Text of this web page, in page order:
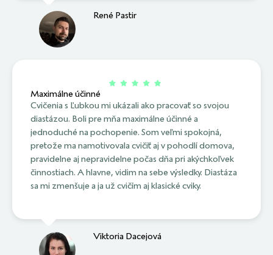
René Pastir
Maximálne účinné
Cvičenia s Ľubkou mi ukázali ako pracovať so svojou
diastázou. Boli pre mňa maximálne účinné a
jednoduché na pochopenie. Som veľmi spokojná,
pretože ma namotivovala cvičiť aj v pohodlí domova,
pravidelne aj nepravidelne počas dňa pri akýchkoľvek
činnostiach. A hlavne, vidim na sebe výsledky. Diastáza
sa mi zmenšuje a ja už cvičím aj klasické cviky.
Viktoria Dacejová